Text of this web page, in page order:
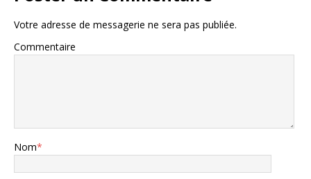
Votre adresse de messagerie ne sera pas publiée.
Commentaire
Nom*